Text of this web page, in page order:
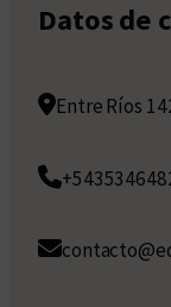
Datos de
Entre Ríos